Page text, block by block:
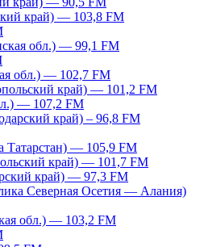
край) — 103,8 FM
обл.) — 99,1 FM
обл.) — 102,7 FM
край) — 101,2 FM
— 107,2 FM
край) – 96,8 FM
Татарстан) — 105,9 FM
край) — 101,7 FM
край) — 97,3 FM
Северная Осетия — Алания)
обл.) — 103,2 FM